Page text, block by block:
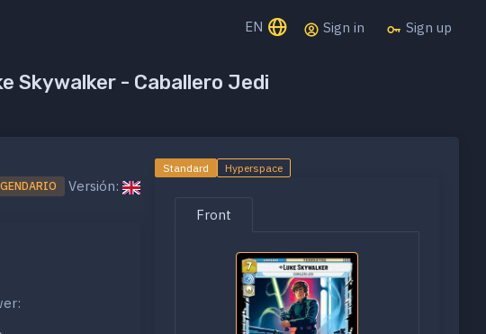
EN Sign in Sign up
Skywalker - Caballero Jedi
Versión:
Standard Hyperspace
Front